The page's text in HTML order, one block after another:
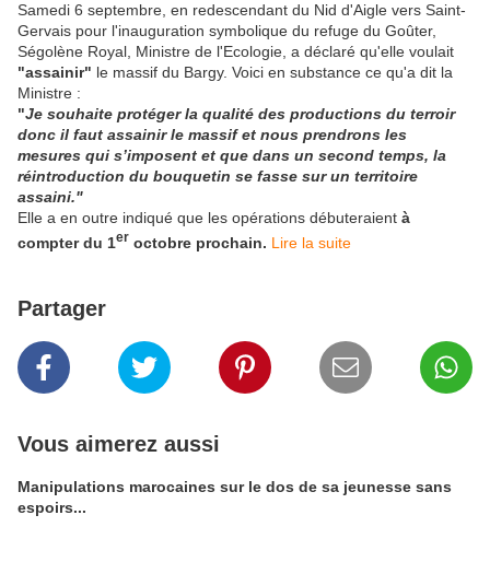
Samedi 6 septembre, en redescendant du Nid d'Aigle vers Saint-
Gervais pour l'inauguration symbolique du refuge du Goûter,
Ségolène Royal, Ministre de l'Ecologie, a déclaré qu'elle voulait
"assainir" le massif du Bargy. Voici en substance ce qu'a dit la
Ministre :
"Je souhaite protéger la qualité des productions du terroir
donc il faut assainir le massif et nous prendrons les
mesures qui s’imposent et que dans un second temps, la
réintroduction du bouquetin se fasse sur un territoire
assaini."
Elle a en outre indiqué que les opérations débuteraient à
compter du 1er octobre prochain. Lire la suite
Partager
Vous aimerez aussi
Manipulations marocaines sur le dos de sa jeunesse sans
espoirs...